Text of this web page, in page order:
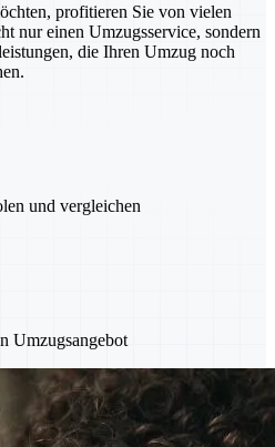
profitieren Sie von vielen
nur einen Umzugsservice, sondern
die Ihren Umzug noch
und vergleichen
Umzugsangebot